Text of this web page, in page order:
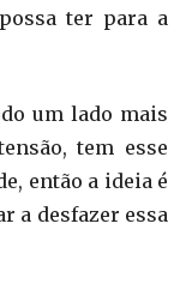
ter para a
um lado mais
tem esse
então a ideia é
a desfazer essa